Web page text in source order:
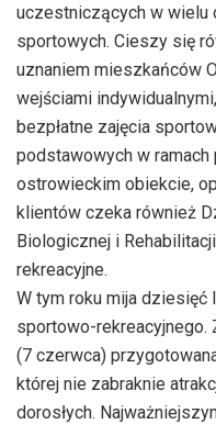
uczestniczących w wielu
sportowych. Cieszy się
uznaniem mieszkańców
wejściami
bezpłatne zajęcia
podstawowych w ramach
ostrowieckim obiekcie,
klientów czeka również
Biologicznej i
rekreacyjne.
W tym roku mija
sportowo-rekreacyjnego.
(7 czerwca)
której nie zabraknie
dorosłych.